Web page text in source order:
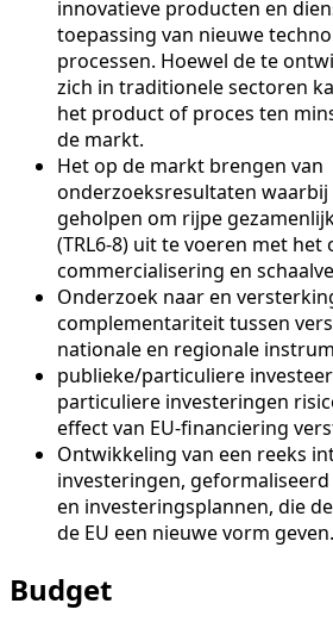
innovatieve producten en
toepassing van nieuwe
processen. Hoewel de te
zich in traditionele sectoren
het product of proces ten
de markt.
Het op de markt brengen van
onderzoeksresultaten
geholpen om rijpe
(TRL6-8) uit te voeren met het
commercialisering en
Onderzoek naar en
complementariteit tussen
nationale en regionale
publieke/particuliere
particuliere investeringen
effect van EU-financiering
Ontwikkeling van een reeks
investeringen,
en investeringsplannen, die
de EU een nieuwe vorm geven.
Budget